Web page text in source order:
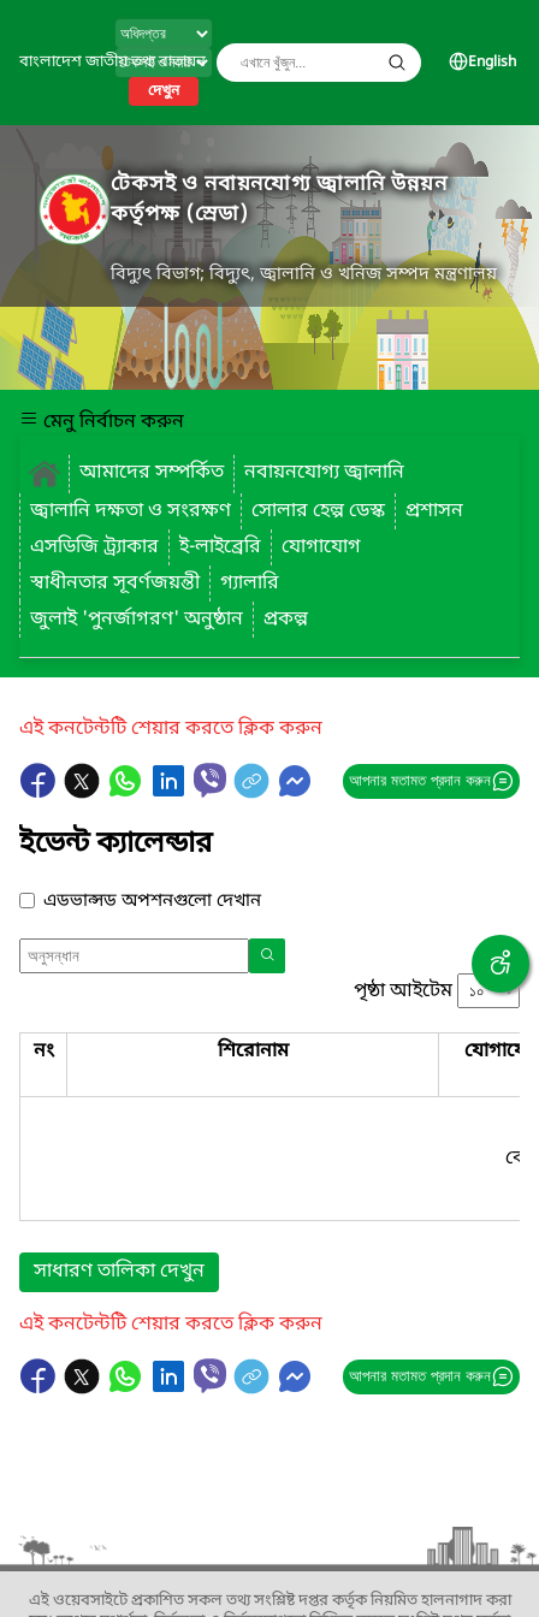
বাংলাদেশ জাতীয় তথ্য বাতায়ন
দেখুন
English
টেকসই ও নবায়নযোগ্য জ্বালানি উন্নয়ন
কর্তৃপক্ষ (স্রেডা)
বিদ্যুৎ বিভাগ; বিদ্যুৎ, জ্বালানি ও খনিজ সম্পদ মন্ত্রণালয়
মেনু নির্বাচন করুন
আমাদের সম্পর্কিত
নবায়নযোগ্য জ্বালানি
জ্বালানি দক্ষতা ও সংরক্ষণ
সোলার হেল্প ডেস্ক
প্রশাসন
এসডিজি ট্র্যাকার
ই-লাইব্রেরি
যোগাযোগ
স্বাধীনতার সূবর্ণজয়ন্তী
গ্যালারি
জুলাই 'পুনর্জাগরণ' অনুষ্ঠান
প্রকল্প
এই কনটেন্টটি শেয়ার করতে ক্লিক করুন
আপনার মতামত প্রদান করুন
ইভেন্ট ক্যালেন্ডার
এডভান্সড অপশনগুলো দেখান
পৃষ্ঠা আইটেম
নং শিরোনাম
সাধারণ তালিকা দেখুন
এই কনটেন্টটি শেয়ার করতে ক্লিক করুন
আপনার মতামত প্রদান করুন
এই ওয়েবসাইটে প্রকাশিত সকল তথ্য সংশ্লিষ্ট দপ্তর কর্তৃক নিয়মিত হালনাগাদ করা